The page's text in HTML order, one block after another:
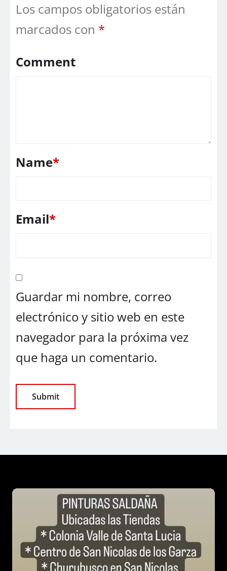
Los campos obligatorios están
marcados con *
Comment
Name*
Email*
Guardar mi nombre, correo
electrónico y sitio web en este
navegador para la próxima vez
que haga un comentario.